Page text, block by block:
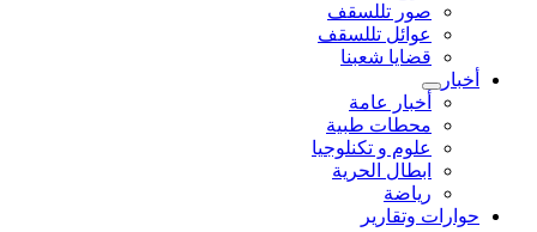
صور تللسقف
عوائل تللسقف
قضايا شعبنا
أخبار
أخبار عامة
محطات طبية
علوم و تکنلوجیا
ابطال الحرية
رياضة
حوارات وتقارير